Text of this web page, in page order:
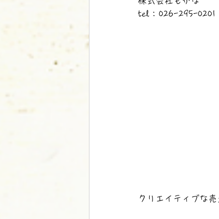
tel : 026-295-0201
クリエイティブな売